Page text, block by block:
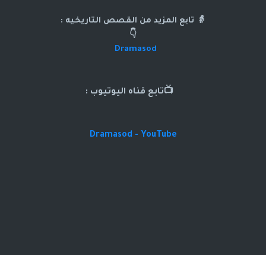
👵 تابع المزيد من القصص التاريخيه :
👇
Dramasod
📺تابع قناه اليوتيوب :
Dramasod - YouTube